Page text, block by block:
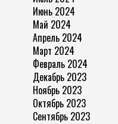
Июнь 2024
Май 2024
Апрель 2024
Март 2024
Февраль 2024
Декабрь 2023
Ноябрь 2023
Октябрь 2023
Сентябрь 2023